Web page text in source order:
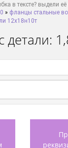
в тексте? выдели
» фланцы стальные
12х18н10т